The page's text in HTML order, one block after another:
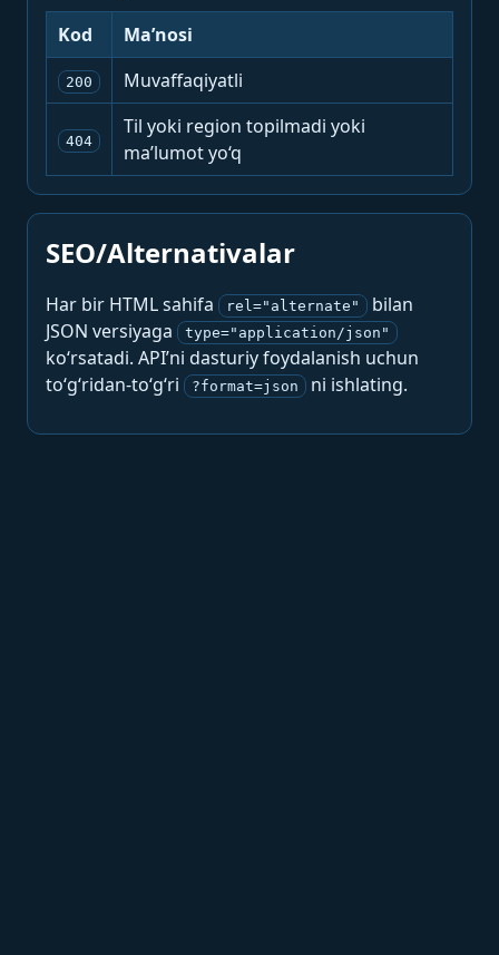
Kod Ma’nosi
200 Muvaffaqiyatli
404
Til yoki region topilmadi yoki
ma’lumot yo‘q
SEO/Alternativalar
Har bir HTML sahifa rel="alternate"
bilan
JSON versiyaga
type="application/json"
ko‘rsatadi. API’ni dasturiy foydalanish uchun
to‘g‘ridan-to‘g‘ri
?format=json ni ishlating.